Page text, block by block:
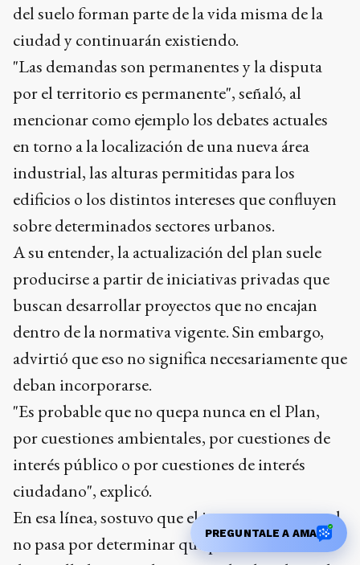
del suelo forman parte de la vida misma de la
ciudad y continuarán existiendo.
"Las demandas son permanentes y la disputa
por el territorio es permanente", señaló, al
mencionar como ejemplo los debates actuales
en torno a la localización de una nueva área
industrial, las alturas permitidas para los
edificios o los distintos intereses que confluyen
sobre determinados sectores urbanos.
A su entender, la actualización del plan suele
producirse a partir de iniciativas privadas que
buscan desarrollar proyectos que no encajan
dentro de la normativa vigente. Sin embargo,
advirtió que eso no significa necesariamente que
deban incorporarse.
"Es probable que no quepa nunca en el Plan,
por cuestiones ambientales, por cuestiones de
interés público o por cuestiones de interés
ciudadano", explicó.
En esa línea, sostuvo que el interrogante central
no pasa por determinar qué pretende un
PREGUNTALE A AMA